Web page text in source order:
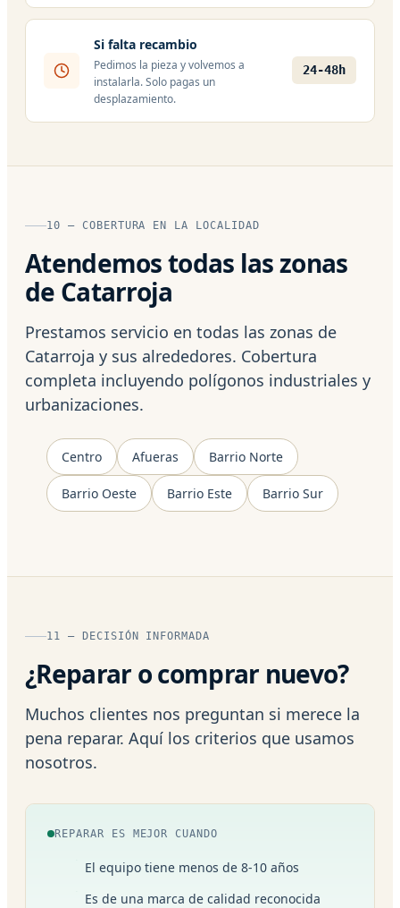
Si falta recambio
Pedimos la pieza y volvemos a
instalarla. Solo pagas un
desplazamiento.
24-48h
10 — COBERTURA EN LA LOCALIDAD
Atendemos todas las zonas
de Catarroja
Prestamos servicio en todas las zonas de
Catarroja y sus alrededores. Cobertura
completa incluyendo polígonos industriales y
urbanizaciones.
Centro Afueras Barrio Norte
Barrio Oeste Barrio Este Barrio Sur
11 — DECISIÓN INFORMADA
¿Reparar o comprar nuevo?
Muchos clientes nos preguntan si merece la
pena reparar. Aquí los criterios que usamos
nosotros.
REPARAR ES MEJOR CUANDO
El equipo tiene menos de 8-10 años
Es de una marca de calidad reconocida